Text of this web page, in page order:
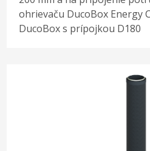
ohrievaču DucoBox Energy
DucoBox s prípojkou D180